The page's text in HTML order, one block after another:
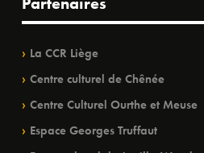
La CCR Liège
Centre culturel de Chênée
Centre Culturel Ourthe et Meuse
Espace Georges Truffaut